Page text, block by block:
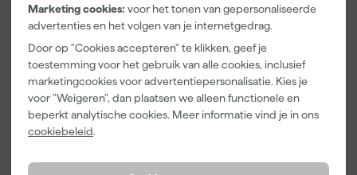
Marketing cookies: voor het tonen van gepersonaliseerde
advertenties en het volgen van je internetgedrag.
Door op "Cookies accepteren" te klikken, geef je
toestemming voor het gebruik van alle cookies, inclusief
marketingcookies voor advertentiepersonalisatie. Kies je
voor "Weigeren", dan plaatsen we alleen functionele en
beperkt analytische cookies. Meer informatie vind je in ons
cookiebeleid.
bezorgd
Adviesprijs 6,00
99
inzetbakken
bezorgd
2, 99
bezorgd
Adviesprijs
19, 95
Onze Top 10